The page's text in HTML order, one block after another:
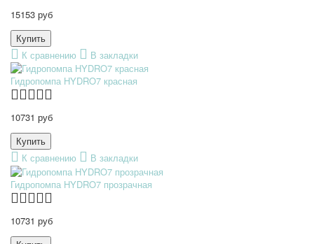
15153 руб
К сравнению
В закладки
Гидропомпа HYDRO7 красная
10731 руб
К сравнению
В закладки
Гидропомпа HYDRO7 прозрачная
10731 руб